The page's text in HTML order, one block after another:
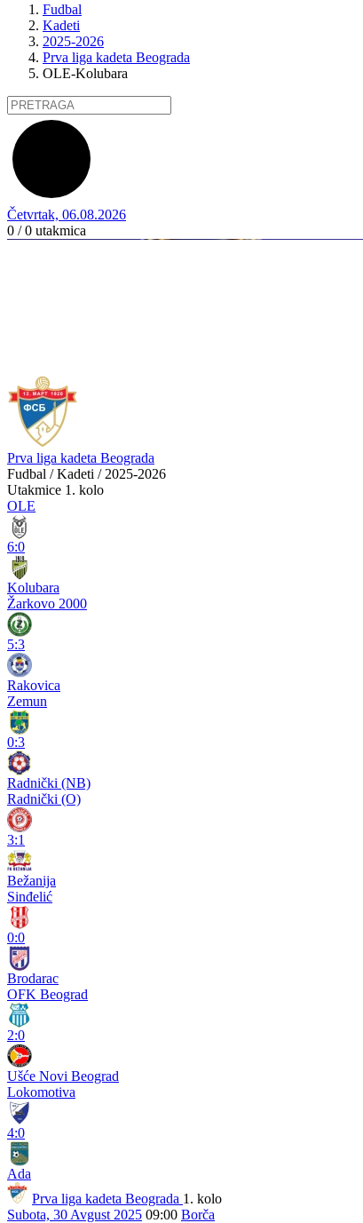
Fudbal
Kadeti
2025-2026
Prva liga kadeta Beograda
OLE-Kolubara
Četvrtak, 06.08.2026
0 / 0 utakmica
Prva liga kadeta Beograda
Fudbal / Kadeti / 2025-2026
Utakmice 1. kolo
OLE
6:0
Kolubara
Žarkovo 2000
5:3
Rakovica
Zemun
0:3
Radnički (NB)
Radnički (O)
3:1
Bežanija
Sinđelić
0:0
Brodarac
OFK Beograd
2:0
Ušće Novi Beograd
Lokomotiva
4:0
Ada
Prva liga kadeta Beograda 1. kolo
Subota, 30 Avgust 2025 09:00 Borča